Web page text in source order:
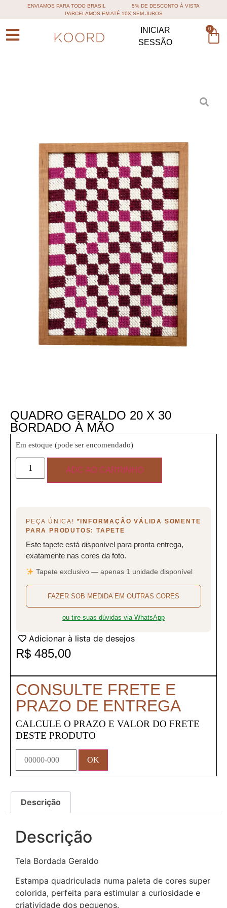
ENVIAMOS PARA TODO BRASIL
5% DE DESCONTO À VISTA
PARCELAMOS EM ATÉ 10X SEM JUROS
INICIAR
SESSÃO
0
QUADRO GERALDO 20 X 30
BORDADO À MÃO
Em estoque (pode ser encomendado)
ADC AO CARRINHO
PEÇA ÚNICA! *INFORMAÇÃO VÁLIDA SOMENTE
PARA PRODUTOS: TAPETE
Este tapete está disponível para pronta entrega,
exatamente nas cores da foto.
Tapete exclusivo — apenas 1 unidade disponível
FAZER SOB MEDIDA EM OUTRAS CORES
ou tire suas dúvidas via WhatsApp
Adicionar à lista de desejos
R$ 485,00
CONSULTE FRETE E
PRAZO DE ENTREGA
CALCULE O PRAZO E VALOR DO FRETE
DESTE PRODUTO
Descrição
Descrição
Tela Bordada Geraldo
Estampa quadriculada numa paleta de cores super
colorida, perfeita para estimular a curiosidade e
criatividade dos pequenos.